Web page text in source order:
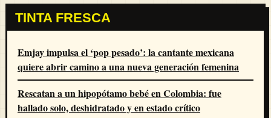
TINTA FRESCA
Emjay impulsa el ‘pop pesado’: la cantante mexicana
quiere abrir camino a una nueva generación femenina
Rescatan a un hipopótamo bebé en Colombia: fue
hallado solo, deshidratado y en estado crítico